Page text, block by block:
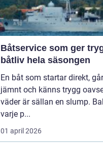
Båtservice som ger
båtliv hela säsongen
En båt som startar direkt, går
jämnt och känns trygg
väder är sällan en slump.
varje p...
01 april 2026